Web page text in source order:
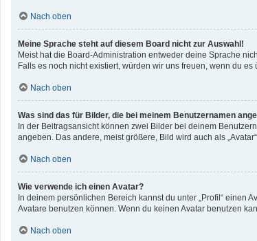
Nach oben
Meine Sprache steht auf diesem Board nicht zur Auswahl!
Meist hat die Board-Administration entweder deine Sprache
Falls es noch nicht existiert, würden wir uns freuen, wenn du
Nach oben
Was sind das für Bilder, die bei meinem Benutzernamen
In der Beitragsansicht können zwei Bilder bei deinem
angeben. Das andere, meist größere, Bild wird auch als
Nach oben
Wie verwende ich einen Avatar?
In deinem persönlichen Bereich kannst du unter „Profil“
Avatare benutzen können. Wenn du keinen Avatar benutzen
Nach oben